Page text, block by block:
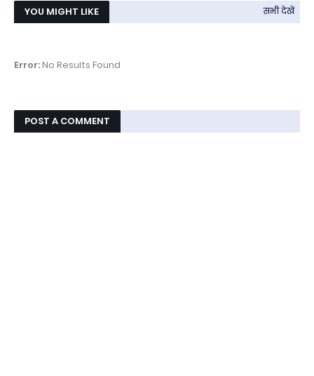
YOU MIGHT LIKE सभी देखें
Error:No Results Found
POST A COMMENT